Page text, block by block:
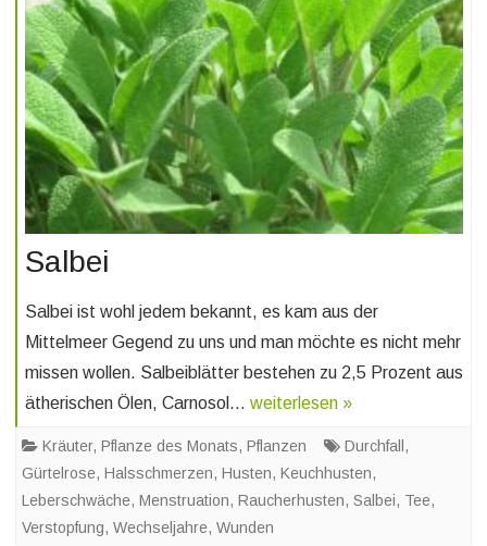
Salbei
Salbei ist wohl jedem bekannt, es kam aus der
Mittelmeer Gegend zu uns und man möchte es nicht mehr
missen wollen. Salbeiblätter bestehen zu 2,5 Prozent aus
ätherischen Ölen, Carnosol… weiterlesen »
Kräuter, Pflanze des Monats, Pflanzen Durchfall,
Gürtelrose, Halsschmerzen, Husten, Keuchhusten,
Leberschwäche, Menstruation, Raucherhusten, Salbei, Tee,
Verstopfung, Wechseljahre, Wunden